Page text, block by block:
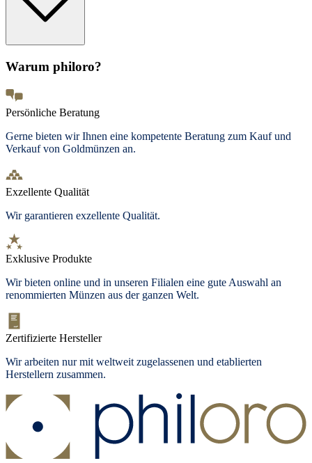
Warum philoro?
Persönliche Beratung
Gerne bieten wir Ihnen eine kompetente Beratung zum Kauf und
Verkauf von Goldmünzen an.
Exzellente Qualität
Wir garantieren exzellente Qualität.
Exklusive Produkte
Wir bieten online und in unseren Filialen eine gute Auswahl an
renommierten Münzen aus der ganzen Welt.
Zertifizierte Hersteller
Wir arbeiten nur mit weltweit zugelassenen und etablierten
Herstellern zusammen.